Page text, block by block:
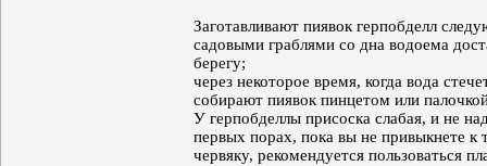
Заготавливают пиявок герпобделл
садовыми граблями со дна водоема
берегу;
через некоторое время, когда вода
собирают пиявок пинцетом или
У герпобделлы присоска слабая, и не
первых порах, пока вы не привыкнете к
червяку, рекомендуется пользоваться